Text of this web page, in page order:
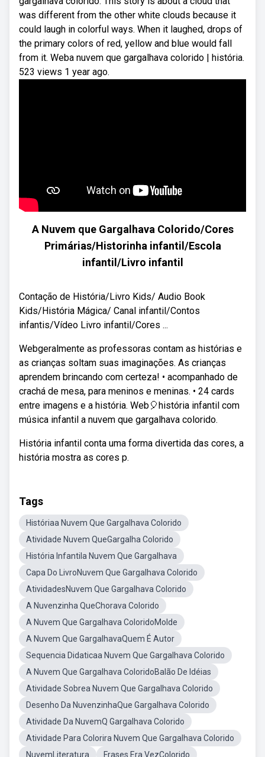
was different from the other white clouds because it
could laugh in colorful ways. When it laughed, drops of
the primary colors of red, yellow and blue would fall
from it. Weba nuvem que gargalhava colorido | história.
523 views 1 year ago.
A Nuvem que Gargalhava Colorido/Cores
Primárias/Historinha infantil/Escola
infantil/Livro infantil
Contação de História/Livro Kids/ Audio Book
Kids/História Mágica/ Canal infantil/Contos
infantis/Vídeo Livro infantil/Cores ...
Webgeralmente as professoras contam as histórias e
as crianças soltam suas imaginações. As crianças
aprendem brincando com certeza! • acompanhado de
crachá de mesa, para meninos e meninas. • 24 cards
entre imagens e a história. Web🎈história infantil com
música infantil a nuvem que gargalhava colorido.
História infantil conta uma forma divertida das cores, a
história mostra as cores p.
Tags
Históriaa Nuvem Que Gargalhava Colorido
Atividade Nuvem QueGargalha Colorido
História Infantila Nuvem Que Gargalhava
Capa Do LivroNuvem Que Gargalhava Colorido
AtividadesNuvem Que Gargalhava Colorido
A Nuvenzinha QueChorava Colorido
A Nuvem Que Gargalhava ColoridoMolde
A Nuvem Que GargalhavaQuem É Autor
Sequencia Didaticaa Nuvem Que Gargalhava Colorido
A Nuvem Que Gargalhava ColoridoBalão De Idéias
Atividade Sobrea Nuvem Que Gargalhava Colorido
Desenho Da NuvenzinhaQue Gargalhava Colorido
Atividade Da NuvemQ Gargalhava Colorido
Atividade Para Colorira Nuvem Que Gargalhava Colorido
NuvemLiteratura
Frases Era VezColorido